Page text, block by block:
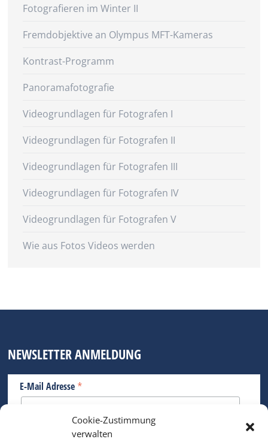
Cookie-Zustimmung
verwalten
Fotografieren im Winter II
Fremdobjektive an Olympus MFT-Kameras
Kontrast-Programm
Panoramafotografie
Videogrundlagen für Fotografen I
Videogrundlagen für Fotografen II
Videogrundlagen für Fotografen III
Videogrundlagen für Fotografen IV
Videogrundlagen für Fotografen V
Wie aus Fotos Videos werden
NEWSLETTER ANMELDUNG
E-Mail Adresse *
Bitte geben Sie Ihre E-Mail Adresse ein.